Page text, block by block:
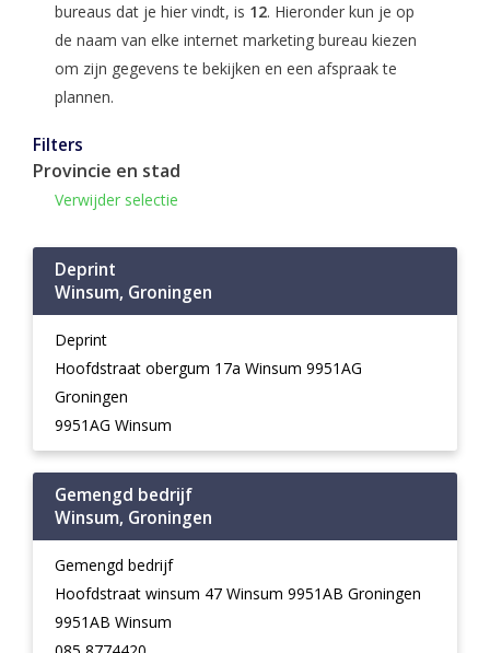
bureaus dat je hier vindt, is 12. Hieronder kun je op
de naam van elke internet marketing bureau kiezen
om zijn gegevens te bekijken en een afspraak te
plannen.
Filters
Provincie en stad
Verwijder selectie
Deprint
Winsum, Groningen
Deprint
Hoofdstraat obergum 17a Winsum 9951AG
Groningen
9951AG Winsum
Gemengd bedrijf
Winsum, Groningen
Gemengd bedrijf
Hoofdstraat winsum 47 Winsum 9951AB Groningen
9951AB Winsum